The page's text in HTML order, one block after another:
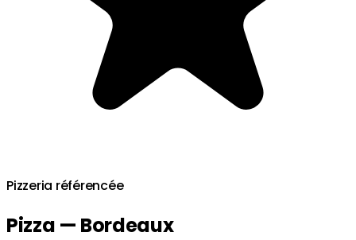
Pizzeria référencée
Pizza — Bordeaux